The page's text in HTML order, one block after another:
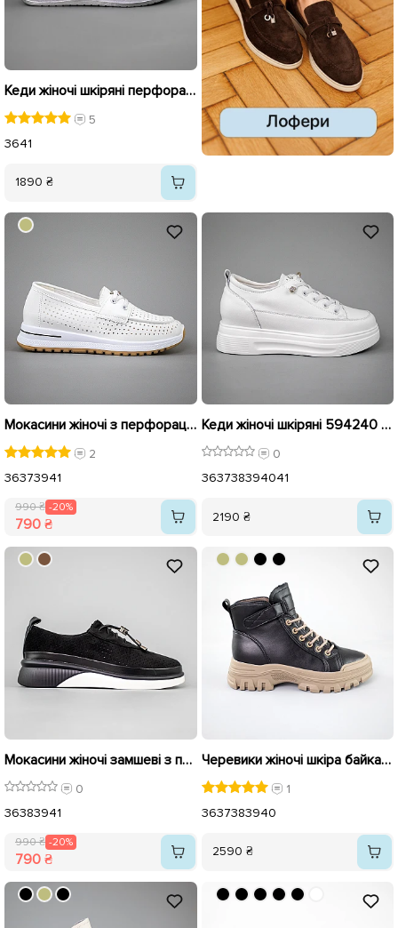
Кеди жіночі шкіряні перфорація 591464 Білі
5
3641
1890 ₴
Мокасини жіночі з перфорацією 594079 Білі розпродаж
2
36373941
990 ₴ -20%
790 ₴
Кеди жіночі шкіряні 594240 Білі
0
363738394041
2190 ₴
Мокасини жіночі замшеві з перфорацією 594086 Чорні розпродаж
0
36383941
990 ₴ -20%
790 ₴
Черевики жіночі шкіра байка 592916 Чорні
1
3637383940
2590 ₴